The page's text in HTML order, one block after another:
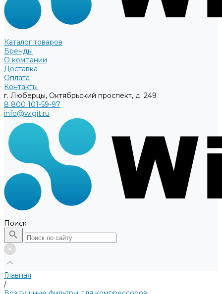
Каталог товаров
Бренды
О компании
Доставка
Оплата
Контакты
г. Люберцы, Октябрьский проспект, д. 249
8 800 101-59-97
info@wigit.ru
Поиск
Главная
/